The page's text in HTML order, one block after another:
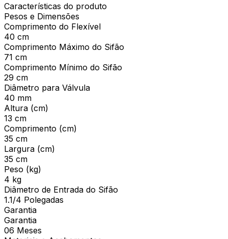
Características do produto
Pesos e Dimensões
Comprimento do Flexível
40 cm
Comprimento Máximo do Sifão
71 cm
Comprimento Mínimo do Sifão
29 cm
Diâmetro para Válvula
40 mm
Altura (cm)
13 cm
Comprimento (cm)
35 cm
Largura (cm)
35 cm
Peso (kg)
4 kg
Diâmetro de Entrada do Sifão
1.1/4 Polegadas
Garantia
Garantia
06 Meses